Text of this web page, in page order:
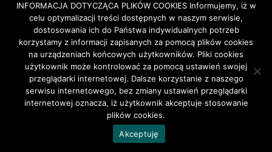
INFORMACJA DOTYCZĄCA PLIKÓW COOKIES Informujemy, iż w
celu optymalizacji treści dostępnych w naszym serwisie,
dostosowania ich do Państwa indywidualnych potrzeb
korzystamy z informacji zapisanych za pomocą plików cookies
na urządzeniach końcowych użytkowników. Pliki cookies
użytkownik może kontrolować za pomocą ustawień swojej
przeglądarki internetowej. Dalsze korzystanie z naszego
serwisu internetowego, bez zmiany ustawień przeglądarki
internetowej oznacza, iż użytkownik akceptuje stosowanie
plików cookies.
Akceptuję